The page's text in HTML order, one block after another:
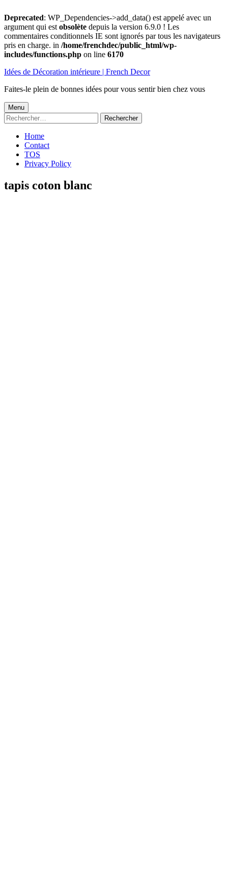
Deprecated: WP_Dependencies->add_data() est appelé avec un
argument qui est obsolète depuis la version 6.9.0 ! Les
commentaires conditionnels IE sont ignorés par tous les navigateurs
pris en charge. in /home/frenchdec/public_html/wp-
includes/functions.php on line 6170
au
Idées de Décoration intérieure | French Decor
Faites-le plein de bonnes idées pour vous sentir bien chez vous
Menu
principal
Menu
Rechercher :
Home
Contact
TOS
Privacy Policy
tapis coton blanc